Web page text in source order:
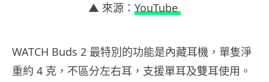
▲ 來源： YouTube
WATCH Buds 2 最特別的功能是內藏耳機，單隻淨
重約 4 克，不區分左右耳，支援單耳及雙耳使用。